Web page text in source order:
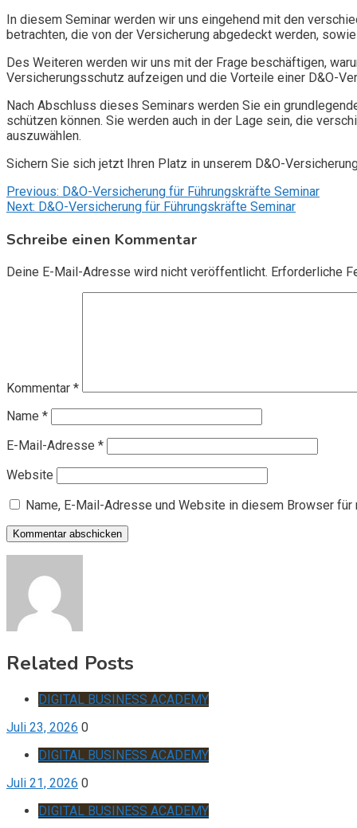
In diesem Seminar werden wir uns eingehend mit den
betrachten, die von der Versicherung abgedeckt werden,
Des Weiteren werden wir uns mit der Frage beschäftigen,
Versicherungsschutz aufzeigen und die Vorteile einer D&O-
Nach Abschluss dieses Seminars werden Sie ein
schützen können. Sie werden auch in der Lage sein, die
auszuwählen.
Sichern Sie sich jetzt Ihren Platz in unserem D&O-
Beitragsnavigation
Previous: D&O-Versicherung für Führungskräfte Seminar
Next: D&O-Versicherung für Führungskräfte Seminar
Schreibe einen Kommentar
Deine E-Mail-Adresse wird nicht veröffentlicht. Erforderliche
Kommentar *
Name *
E-Mail-Adresse *
Website
Name, E-Mail-Adresse und Website in diesem Browser
Related Posts
DIGITAL BUSINESS ACADEMY
Juli 23, 2026 0
DIGITAL BUSINESS ACADEMY
Juli 21, 2026 0
DIGITAL BUSINESS ACADEMY